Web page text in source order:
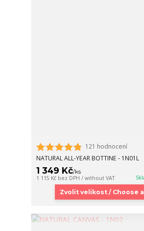
121 hodnocení
NATURAL ALL-YEAR BOTTINE - 1N01L
1 349 Kč/ks
1 115 Kč bez DPH / without VAT
Zvolit velikost / Choose